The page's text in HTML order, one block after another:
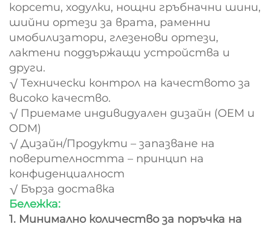
корсети, ходулки, нощни гръбначни шини,
шийни ортези за врата, раменни
имобилизатори, глезенови ортези,
лактени поддържащи устройства и
други.
√ Технически контрол на качеството за
високо качество.
√ Приемаме индивидуален дизайн (OEM и
ODM)
√ Дизайн/Продукти – запазване на
поверителността – принцип на
конфиденциалност
√ Бърза доставка
Бележка:
1. Минимално количество за поръчка на